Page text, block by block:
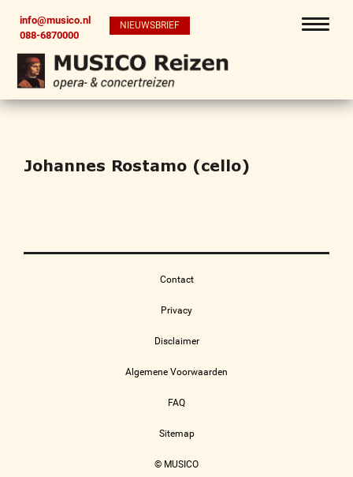
info@musico.nl
088-6870000
NIEUWSBRIEF
Johannes Rostamo (cello)
Contact
Privacy
Disclaimer
Algemene Voorwaarden
FAQ
Sitemap
© MUSICO